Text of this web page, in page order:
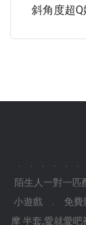
斜角度超Q
陌生人一對一匹
小遊戲
免費
摩 半套,愛就愛吧